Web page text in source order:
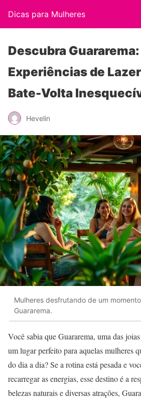
Dicas para Mulheres
Descubra Guararema:
Experiências de
Bate-Volta
Hevelin
Mulheres desfrutando de um
Guararema.
Você sabia que Guararema, uma das
um lugar perfeito para aquelas mulheres
do dia a dia? Se a rotina está pesada e
recarregar as energias, esse destino é a
belezas naturais e diversas atrações,